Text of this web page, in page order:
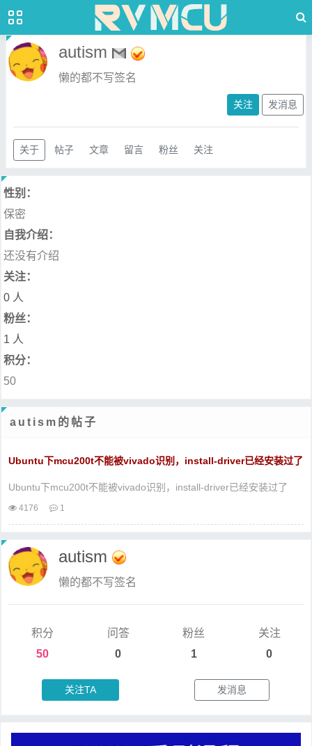
autism
懒的都不写签名
关注 发消息
关于 帖子 文章 留言 粉丝 关注
性别：
保密
自我介绍：
还没有介绍
关注：
0 人
粉丝：
1 人
积分：
50
autism的帖子
Ubuntu下mcu200t不能被vivado识别，install-driver已经安装过了
Ubuntu下mcu200t不能被vivado识别，install-driver已经安装过了
4176 1
autism
懒的都不写签名
积分
50
问答
0
粉丝
1
关注
0
关注TA 发消息